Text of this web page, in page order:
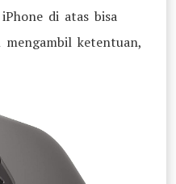
di atas bisa
mengambil ketentuan,